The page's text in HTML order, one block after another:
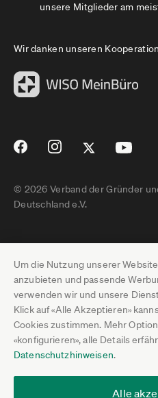
Um die Nutzung unserer
anzubieten und passende
verwenden wir und unsere
Klick auf «Alle Akzeptieren»
Cookies zustimmen. Mehr
«konfigurieren», alle Details
Datenschutzhinweisen.
Alle
unsere Mitglieder am
Wir danken unseren
© 2026 Verband der Gründer
Deutschland e.V.
Impressum
Datenschutz
Pressebereich
Jobs